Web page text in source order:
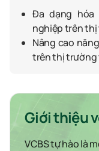
Đa dạng hóa
nghiệp trên
Nâng cao
trên thị trường
Giới thiệu
VCBS tự hào là